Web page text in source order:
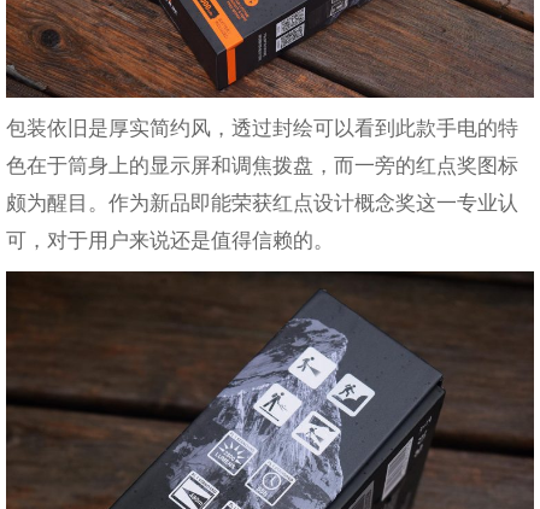
包装依旧是厚实简约风，透过封绘可以看到此款手电的特
色在于筒身上的显示屏和调焦拨盘，而一旁的红点奖图标
颇为醒目。作为新品即能荣获红点设计概念奖这一专业认
可，对于用户来说还是值得信赖的。